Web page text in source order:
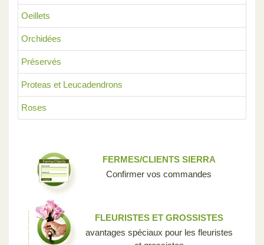
Oeillets
Orchidées
Préservés
Proteas et Leucadendrons
Roses
FERMES/CLIENTS SIERRA
Confirmer vos commandes
FLEURISTES ET GROSSISTES
avantages spéciaux pour les fleuristes